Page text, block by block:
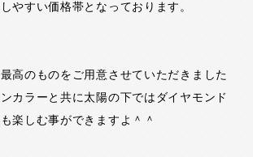
やすい価格帯となっております。
高のものをご用意させていただきました
カラーと共に太陽の下ではダイヤモンド
楽しむ事ができますよ＾＾